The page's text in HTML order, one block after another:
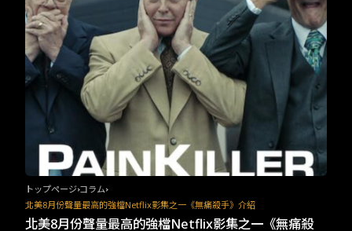
短篇小說It Had to Be Murder，在1945年由希區考克所執導，目前
為止已經有著許多不同版本的電影與電視翻拍與重製。 劇情 描述一
名受了傷不得不長時間在家的男主角，因為被關悶了，順手拿起身
旁的望遠鏡，原本只是想滿足好奇心窺視周遭發生的一切，想不到
的是透過望遠鏡，他目擊了一場凶殺案，自己也牽扯其中。影片的
場景利用窗戶此元素，簡單化分為窗內和窗外的世界和鏡頭，用最
簡單的方式，描述最複雜的故事。
的各方面成長都想當得快速，追求快速之下變成民眾開始不喜愛長
篇影劇，所以大家熟知的韓劇幾乎都是16、14集的集數，但隨時間
過去10幾集的影片也已成為不短的集數，所以近幾年開始有了6、8
集的影劇。而《D.P逃兵追緝令》系列也是屬於短篇影劇，因為劇情
緊湊讓觀眾全心投入，且毫無拖片部分，讓什麼都講求快速文化的
韓國觀眾更是可以一口呵氣看完整部戲劇，也因此更受觀眾的喜
愛。 其次是因為劇中揭開的這些韓國軍隊內部的荒唐和腐敗的默許
文化，正是坐在電視前收看的各位韓國人，在當兵時期曾經經歷過
或是聽過，身處過在這個腐敗的群體中，才更能深刻體會，也是因
為此才吸引了廣大的收視群。&nbsp;&nbsp;但也因此在《D.P逃兵
追緝令2》上映後，韓國真實軍中事件也又再次慢慢浮出水面成為國
民的討論話題，甚至民主黨代表李在明提及“已故蔡秀根下士事
件”，並指出“2023年大韓民國軍隊的現實狀況比連續劇中更為現實
トップページ コラム
北美8月份聲量最高的強檔Netflix影集之一《無痛殺手》介紹
北美8月份聲量最高的強檔Netflix影集之一《無痛殺